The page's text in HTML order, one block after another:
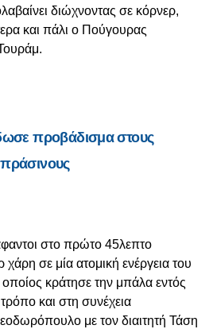
διώχνοντας σε κόρνερ,
και πάλι ο Πούγουρας
προβάδισμα στους
πράσινους
στο πρώτο 45λεπτο
σε μία ατομική ενέργεια του
κράτησε την μπάλα εντός
και στη συνέχεια
με τον διαιτητή Τάση